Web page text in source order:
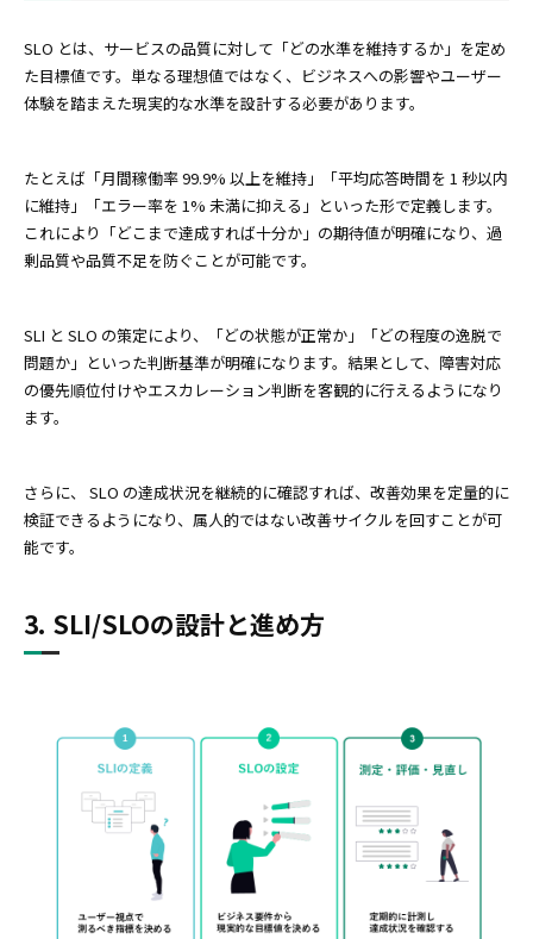
SLO とは、サービスの品質に対して「どの水準を維持するか」を定め
た目標値です。単なる理想値ではなく、ビジネスへの影響やユーザー
体験を踏まえた現実的な水準を設計する必要があります。
たとえば「月間稼働率 99.9% 以上を維持」「平均応答時間を 1 秒以内
に維持」「エラー率を 1% 未満に抑える」といった形で定義します。
これにより「どこまで達成すれば十分か」の期待値が明確になり、過
剰品質や品質不足を防ぐことが可能です。
SLI と SLO の策定により、「どの状態が正常か」「どの程度の逸脱で
問題か」といった判断基準が明確になります。結果として、障害対応
の優先順位付けやエスカレーション判断を客観的に行えるようになり
ます。
さらに、 SLO の達成状況を継続的に確認すれば、改善効果を定量的に
検証できるようになり、属人的ではない改善サイクルを回すことが可
能です。
3. SLI/SLOの設計と進め方